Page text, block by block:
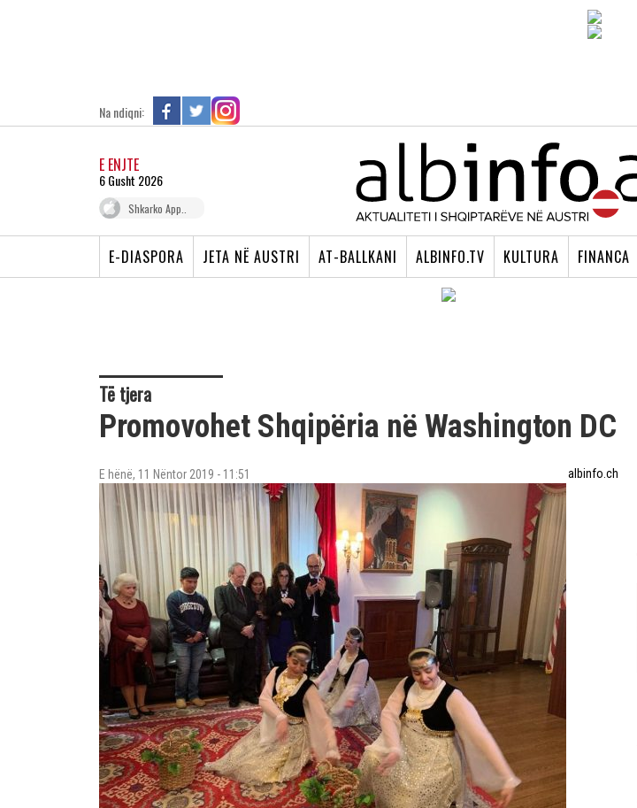
Na ndiqni:
E ENJTE
6 Gusht 2026
Shkarko App..
E-DIASPORA JETA NË AUSTRI AT-BALLKANI ALBINFO.TV KULTURA FINANCA
Të tjera
Promovohet Shqipëria në Washington DC
E hënë, 11 Nëntor 2019 - 11:51 albinfo.ch